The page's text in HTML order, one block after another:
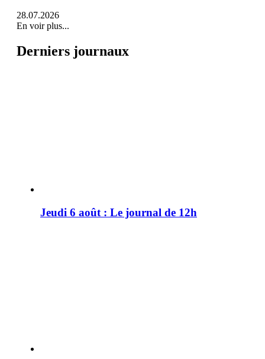
28.07.2026
En voir plus...
Derniers journaux
Jeudi 6 août : Le journal de 12h